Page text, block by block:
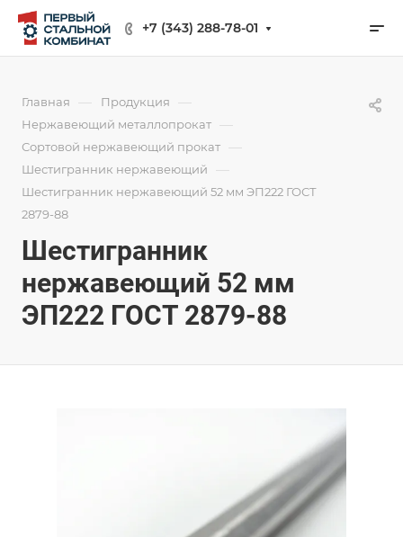
+7 (343) 288-78-01
Главная — Продукция —
Нержавеющий металлопрокат —
Сортовой нержавеющий прокат —
Шестигранник нержавеющий —
Шестигранник нержавеющий 52 мм ЭП222 ГОСТ
2879-88
Шестигранник
нержавеющий 52 мм
ЭП222 ГОСТ 2879-88